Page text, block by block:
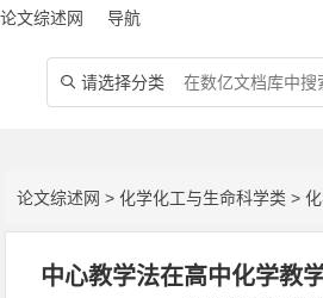
论文综述网 导航
 请选择分类
论文综述网 >化学化工与生命科学类 >
中心教学法在高中化学